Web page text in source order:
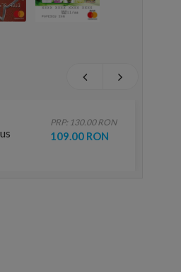
PRP: 130.00 RON
109.00 RON